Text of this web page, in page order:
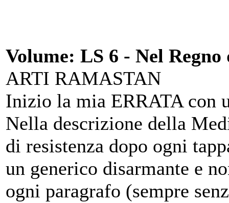
Volume: LS 6 - Nel Regno
ARTI RAMASTAN
Inizio la mia ERRATA con
Nella descrizione della
di resistenza dopo ogni
un generico disarmante e
ogni paragrafo (sempre